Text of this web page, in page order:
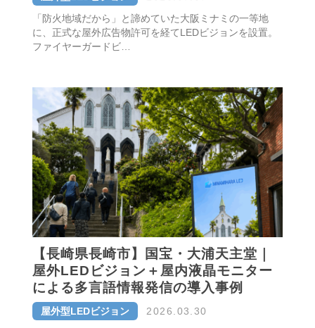
「防火地域だから」と諦めていた大阪ミナミの一等地
に、正式な屋外広告物許可を経てLEDビジョンを設置。
ファイヤーガードビ…
【長崎県長崎市】国宝・大浦天主堂｜
屋外LEDビジョン＋屋内液晶モニター
による多言語情報発信の導入事例
屋外型LEDビジョン
2026.03.30